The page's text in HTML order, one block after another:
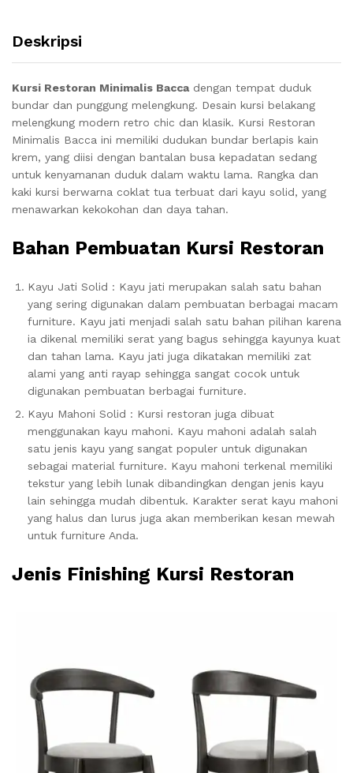
Deskripsi
Kursi Restoran Minimalis Baccadengan tempat duduk
bundar dan punggung melengkung. Desain kursi belakang
melengkung modern retro chic dan klasik. Kursi Restoran
Minimalis Bacca ini memiliki dudukan bundar berlapis kain
krem, yang diisi dengan bantalan busa kepadatan sedang
untuk kenyamanan duduk dalam waktu lama. Rangka dan
kaki kursi berwarna coklat tua terbuat dari kayu solid, yang
menawarkan kekokohan dan daya tahan.
Bahan Pembuatan Kursi Restoran
Kayu Jati Solid : Kayu jati merupakan salah satu bahan
yang sering digunakan dalam pembuatan berbagai macam
furniture. Kayu jati menjadi salah satu bahan pilihan karena
ia dikenal memiliki serat yang bagus sehingga kayunya kuat
dan tahan lama. Kayu jati juga dikatakan memiliki zat
alami yang anti rayap sehingga sangat cocok untuk
digunakan pembuatan berbagai furniture.
Kayu Mahoni Solid : Kursi restoran juga dibuat
menggunakan kayu mahoni. Kayu mahoni adalah salah
satu jenis kayu yang sangat populer untuk digunakan
sebagai material furniture. Kayu mahoni terkenal memiliki
tekstur yang lebih lunak dibandingkan dengan jenis kayu
lain sehingga mudah dibentuk. Karakter serat kayu mahoni
yang halus dan lurus juga akan memberikan kesan mewah
untuk furniture Anda.
Jenis Finishing Kursi Restoran